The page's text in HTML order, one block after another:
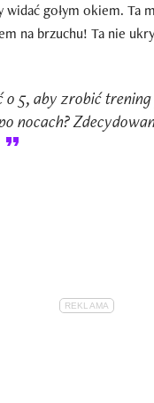
widać gołym okiem. Ta
na brzuchu! Ta nie
5, aby zrobić
nocach?